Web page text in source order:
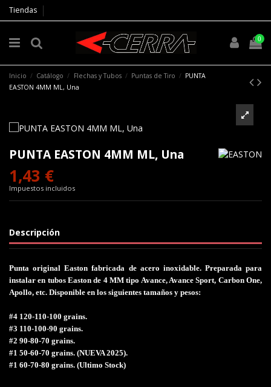
Tiendas
0
Inicio Catálogo Flechas y Tubos Puntas de Tiro
PUNTA
EASTON 4MM ML, Una
PUNTA EASTON 4MM ML, Una
1,43 €
Impuestos incluidos
Descripción
Punta original Easton fabricada de acero inoxidable. Preparada para
instalar en tubos Easton de 4 MM tipo Avance, Avance Sport, Carbon One,
Apollo, etc. Disponible en los siguientes tamaños y pesos:
#4 120-110-100 grains.
#3 110-100-90 grains.
#2 90-80-70 grains.
#1 50-60-70 grains. (NUEVA 2025).
#1 60-70-80 grains. (Ultimo Stock)